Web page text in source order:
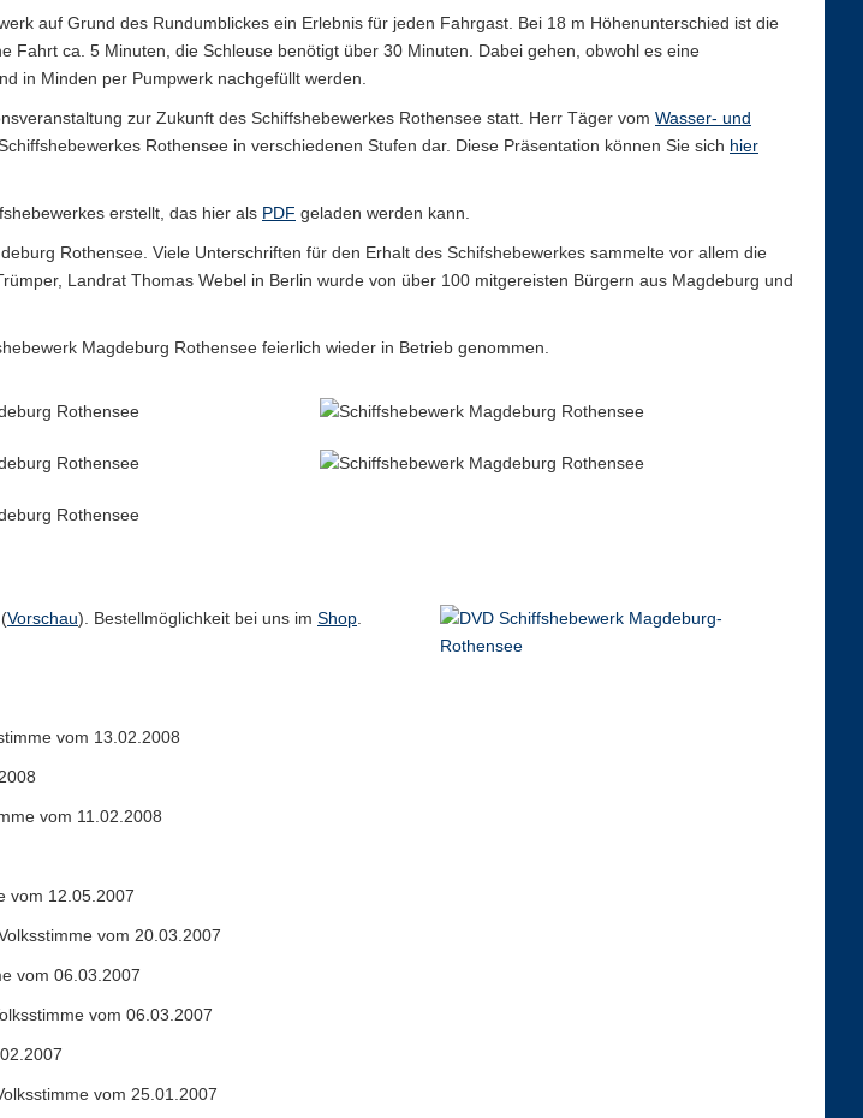
auf Grund des Rundumblickes ein Erlebnis für jeden Fahrgast. Bei 18 m Höhenunterschied ist die
ca. 5 Minuten, die Schleuse benötigt über 30 Minuten. Dabei gehen, obwohl es eine
in Minden per Pumpwerk nachgefüllt werden.
zur Zukunft des Schiffshebewerkes Rothensee statt. Herr Täger vom Wasser- und
Rothensee in verschiedenen Stufen dar. Diese Präsentation können Sie sich hier
erstellt, das hier als PDF geladen werden kann.
Rothensee. Viele Unterschriften für den Erhalt des Schifshebewerkes sammelte vor allem die
Landrat Thomas Webel in Berlin wurde von über 100 mitgereisten Bürgern aus Magdeburg und
Magdeburg Rothensee feierlich wieder in Betrieb genommen.
Vorschau). Bestellmöglichkeit bei uns im Shop
vom 13.02.2008
vom 11.02.2008
vom 12.05.2007
vom 20.03.2007
vom 06.03.2007
vom 06.03.2007
vom 25.01.2007